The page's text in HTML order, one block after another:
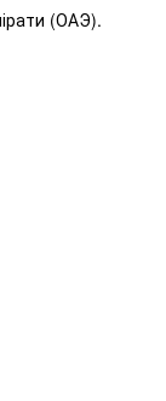
(ОАЭ).